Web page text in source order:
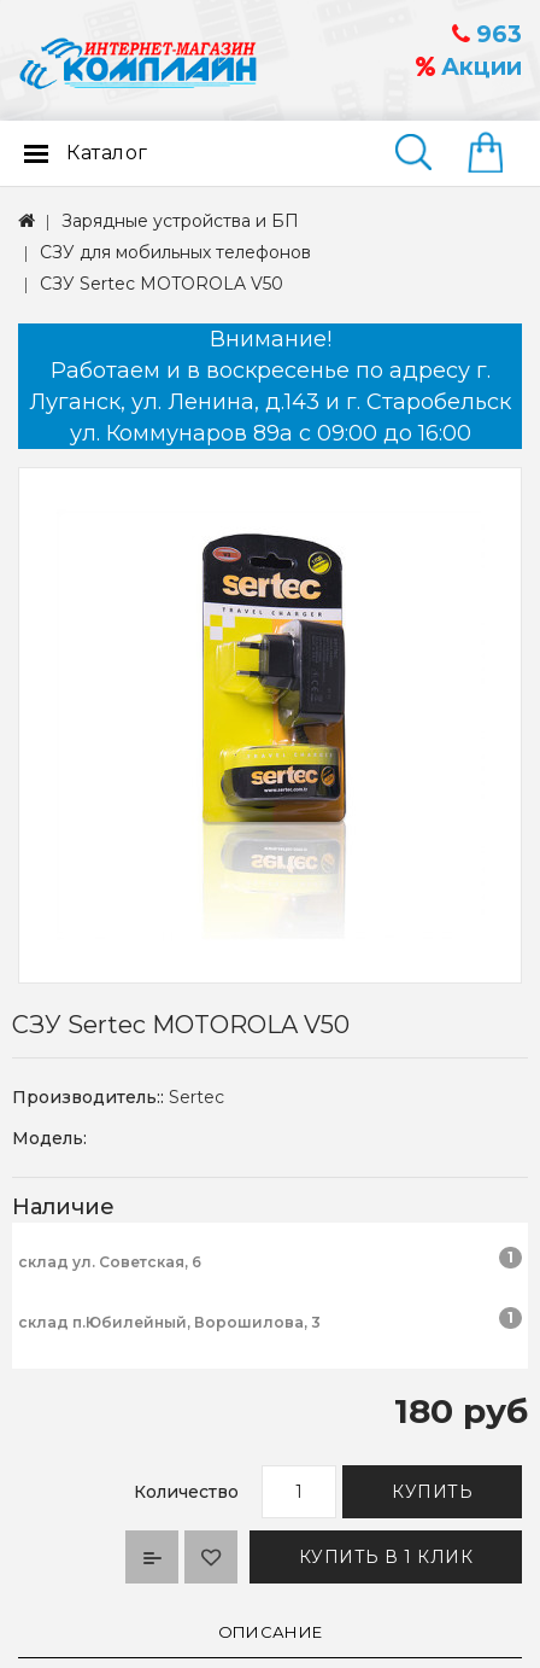
963
Акции
Найти
Каталог
Зарядные устройства и БП
СЗУ для мобильных телефонов
СЗУ Sertec MOTOROLA V50
Внимание!
Работаем и в воскресенье по адресу г.
Луганск, ул. Ленина, д.143 и г. Старобельск
ул. Коммунаров 89а с 09:00 до 16:00
СЗУ Sertec MOTOROLA V50
Производитель:: Sertec
Модель:
Наличие
склад ул. Советская, 6 1
склад п.Юбилейный, Ворошилова, 3 1
180 руб
Количество КУПИТЬ
КУПИТЬ В 1 КЛИК
ОПИСАНИЕ